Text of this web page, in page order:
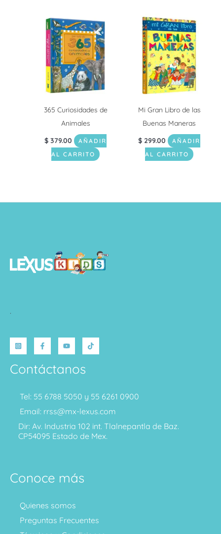
365 Curiosidades de
Animales
$ 379.00
AÑADIR
AL CARRITO
Mi Gran Libro de las
Buenas Maneras
$ 299.00
AÑADIR
AL CARRITO
.
Contáctanos
Tel: 55 6788 5050 y 55 6261 0900
Email: rrss@mx-lexus.com
Dir: Av. Industria 102 int. Tlalnepantla de Baz.
CP54095 Estado de Mex.
Conoce más
Quienes somos
Preguntas Frecuentes